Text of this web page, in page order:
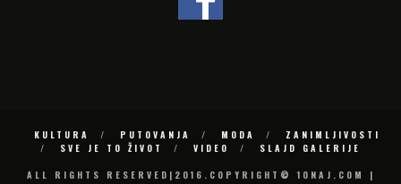
KULTURA PUTOVANJA MODA
ZANIMLJIVOSTI
SVE JE TO ŽIVOT
VIDEO
SLAJD GALERIJE
ALL RIGHTS RESERVED|2016.COPYRIGHT© 10NAJ.COM |